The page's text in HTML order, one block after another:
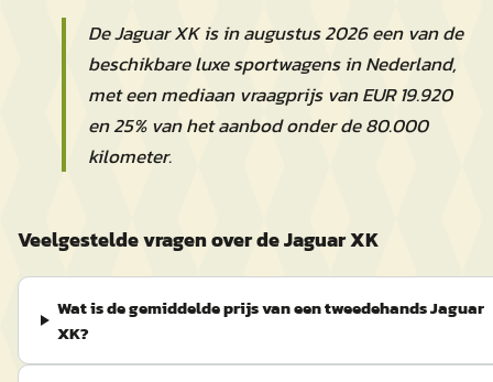
De Jaguar XK is in augustus 2026 een van de
beschikbare luxe sportwagens in Nederland,
met een mediaan vraagprijs van EUR 19.920
en 25% van het aanbod onder de 80.000
kilometer.
Veelgestelde vragen over de Jaguar XK
Wat is de gemiddelde prijs van een tweedehands Jaguar
XK?